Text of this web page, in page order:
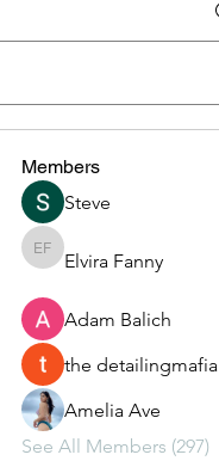
Members
Steve
Elvira Fanny
Elvira Fanny
Adam Balich
the detailingmafia
Amelia Ave
See All Members (297)